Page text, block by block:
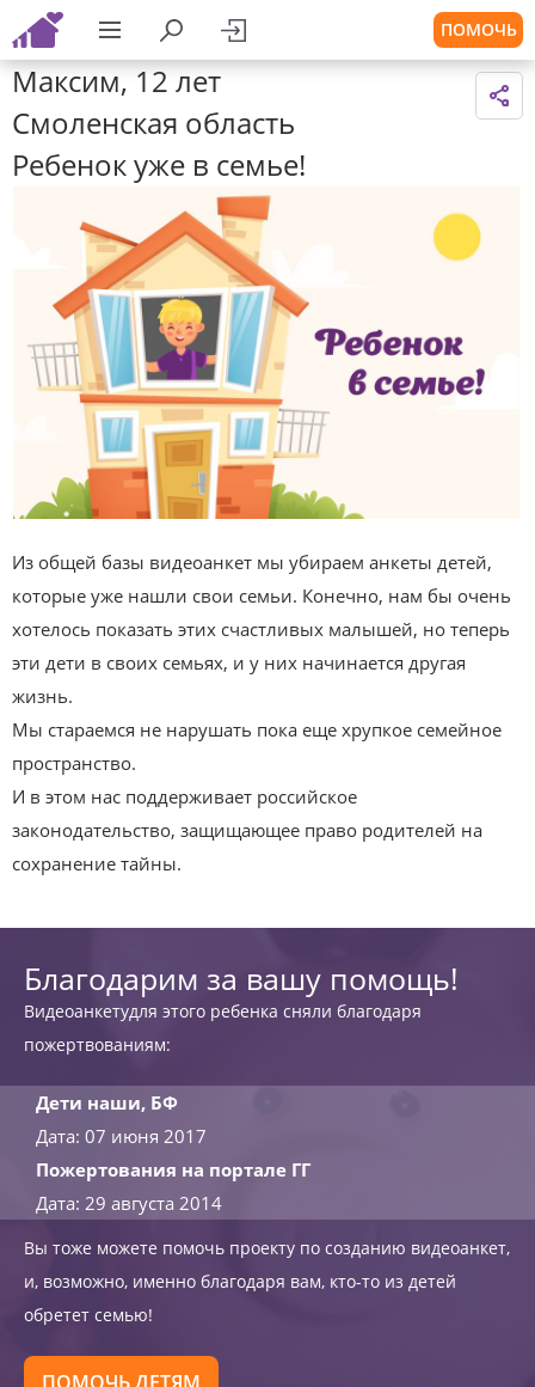
ПОМОЧЬ
Максим, 12 лет
Смоленская область
Ребенок уже в семье!
Из общей базы видеоанкет мы убираем анкеты детей,
которые уже нашли свои семьи. Конечно, нам бы очень
хотелось показать этих счастливых малышей, но теперь
эти дети в своих семьях, и у них начинается другая
жизнь.
Мы стараемся не нарушать пока еще хрупкое семейное
пространство.
И в этом нас поддерживает российское
законодательство, защищающее право родителей на
сохранение тайны.
Благодарим за вашу помощь!
Видеоанкетудля этого ребенка сняли благодаря
пожертвованиям:
Дети наши, БФ
Дата: 07 июня 2017
Пожертования на портале ГГ
Дата: 29 августа 2014
Вы тоже можете помочь проекту по созданию видеоанкет,
и, возможно, именно благодаря вам, кто-то из детей
обретет семью!